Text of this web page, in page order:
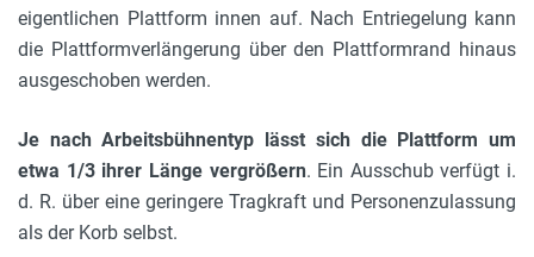
eigentlichen Plattform innen auf. Nach Entriegelung kann
die Plattformverlängerung über den Plattformrand hinaus
ausgeschoben werden.
Je nach Arbeitsbühnentyp lässt sich die Plattform um
etwa 1/3 ihrer Länge vergrößern. Ein Ausschub verfügt i.
d. R. über eine geringere Tragkraft und Personenzulassung
als der Korb selbst.